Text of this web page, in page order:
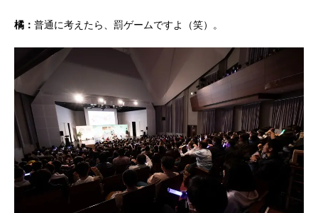
橘： 普通に考えたら、罰ゲームですよ（笑）。